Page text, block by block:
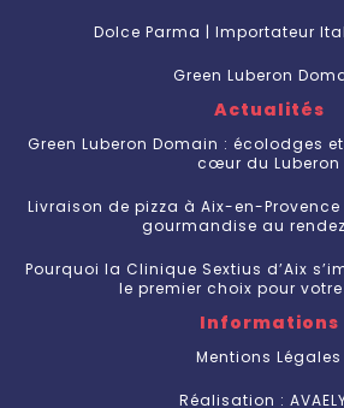
Dolce Parma | Importateur
Green Luberon
Actualités
Green Luberon Domain : écolodges
cœur du Luberon
Livraison de pizza à Aix-en-
gourmandise au
Pourquoi la Clinique Sextius d’Aix
le premier choix pour
Informations
Mentions Légales
Réalisation :